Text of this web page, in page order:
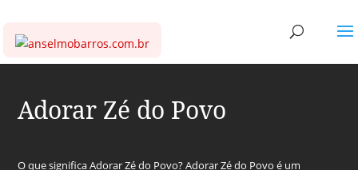
Adorar Zé do Povo
O que significa Adorar Zé do Povo? Adorar Zé do Povo é um